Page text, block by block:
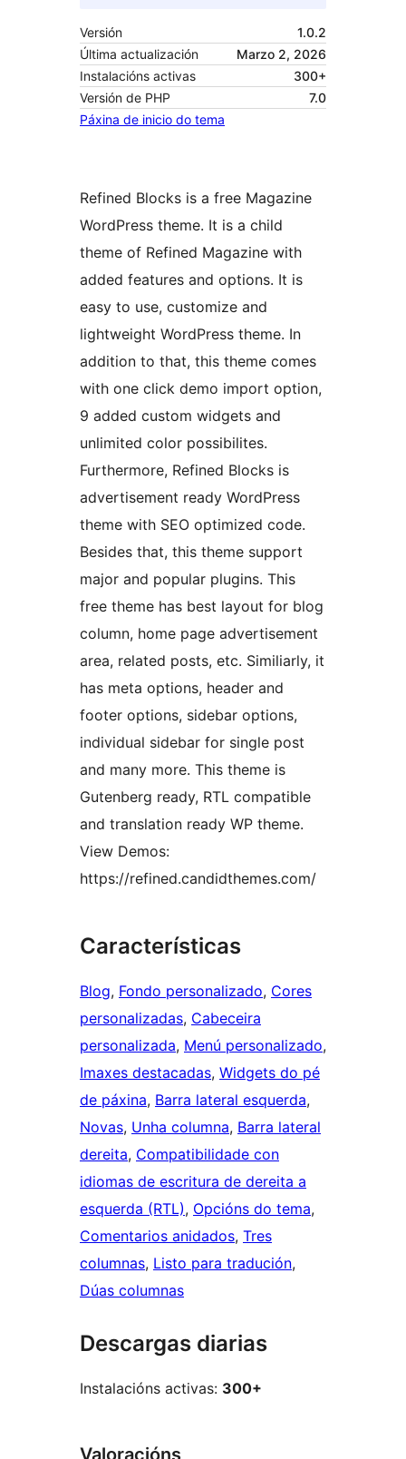
Versión
1.0.2
Última actualización
Marzo 2, 2026
Instalacións activas
300+
Versión de PHP
7.0
Páxina de inicio do tema
Refined Blocks is a free Magazine
WordPress theme. It is a child
theme of Refined Magazine with
added features and options. It is
easy to use, customize and
lightweight WordPress theme. In
addition to that, this theme comes
with one click demo import option,
9 added custom widgets and
unlimited color possibilites.
Furthermore, Refined Blocks is
advertisement ready WordPress
theme with SEO optimized code.
Besides that, this theme support
major and popular plugins. This
free theme has best layout for blog
column, home page advertisement
area, related posts, etc. Similiarly, it
has meta options, header and
footer options, sidebar options,
individual sidebar for single post
and many more. This theme is
Gutenberg ready, RTL compatible
and translation ready WP theme.
View Demos:
https://refined.candidthemes.com/
Características
Blog, Fondo personalizado, Cores
personalizadas, Cabeceira
personalizada, Menú personalizado
Imaxes destacadas, Widgets do pé
de páxina, Barra lateral esquerda
Novas, Unha columna, Barra lateral
dereita, Compatibilidade con
idiomas de escritura de dereita a
esquerda (RTL), Opcións do tema
Comentarios anidados, Tres
columnas, Listo para tradución
Dúas columnas
Descargas diarias
Instalacións activas: 300+
Valoracións